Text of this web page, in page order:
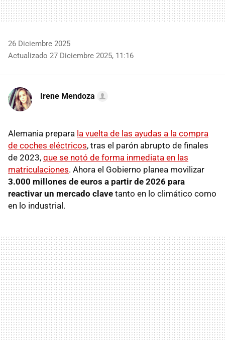
26 Diciembre 2025
Actualizado 27 Diciembre 2025, 11:16
Irene Mendoza
Alemania prepara la vuelta de las ayudas a la compra
de coches eléctricos, tras el parón abrupto de finales
de 2023, que se notó de forma inmediata en las
matriculaciones. Ahora el Gobierno planea movilizar
3.000 millones de euros a partir de 2026 para
reactivar un mercado clave tanto en lo climático como
en lo industrial.